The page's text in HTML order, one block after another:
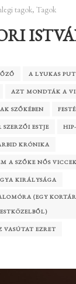
tagok,Tagok
A LYUKAS
AZT MONDTÁK A
SZŐKÉBEN
ESTJE
KRÓNIKA
A SZŐKE NŐS
KIRÁLYSÁGA
(EGY
VASÚTAT EZRET